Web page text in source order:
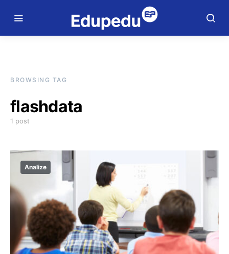
BROWSING TAG
flashdata
1 post
Analize